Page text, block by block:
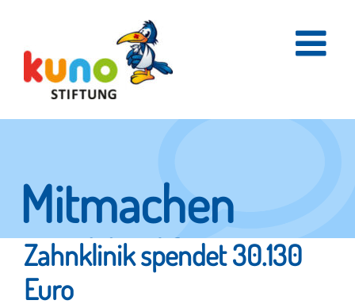
content
Mitmachen
und helfen.
Zahnklinik spendet 30.130
Euro